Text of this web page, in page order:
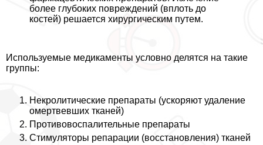
более глубоких повреждений (вплоть до
костей) решается хирургическим путем.
Используемые медикаменты условно делятся на такие
группы:
Некролитические препараты (ускоряют удаление
омертвевших тканей)
Противовоспалительные препараты
Стимуляторы репарации (восстановления) тканей